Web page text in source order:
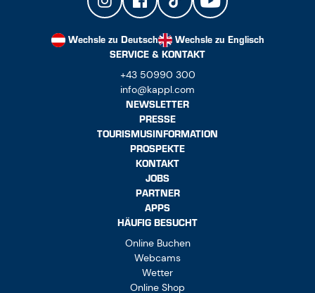
Wechsle zu Deutsch
Wechsle zu Englisch
SERVICE & KONTAKT
+43 50990 300
info@kappl.com
NEWSLETTER
PRESSE
TOURISMUSINFORMATION
PROSPEKTE
KONTAKT
JOBS
PARTNER
APPS
HÄUFIG BESUCHT
Online Buchen
Webcams
Wetter
Online Shop